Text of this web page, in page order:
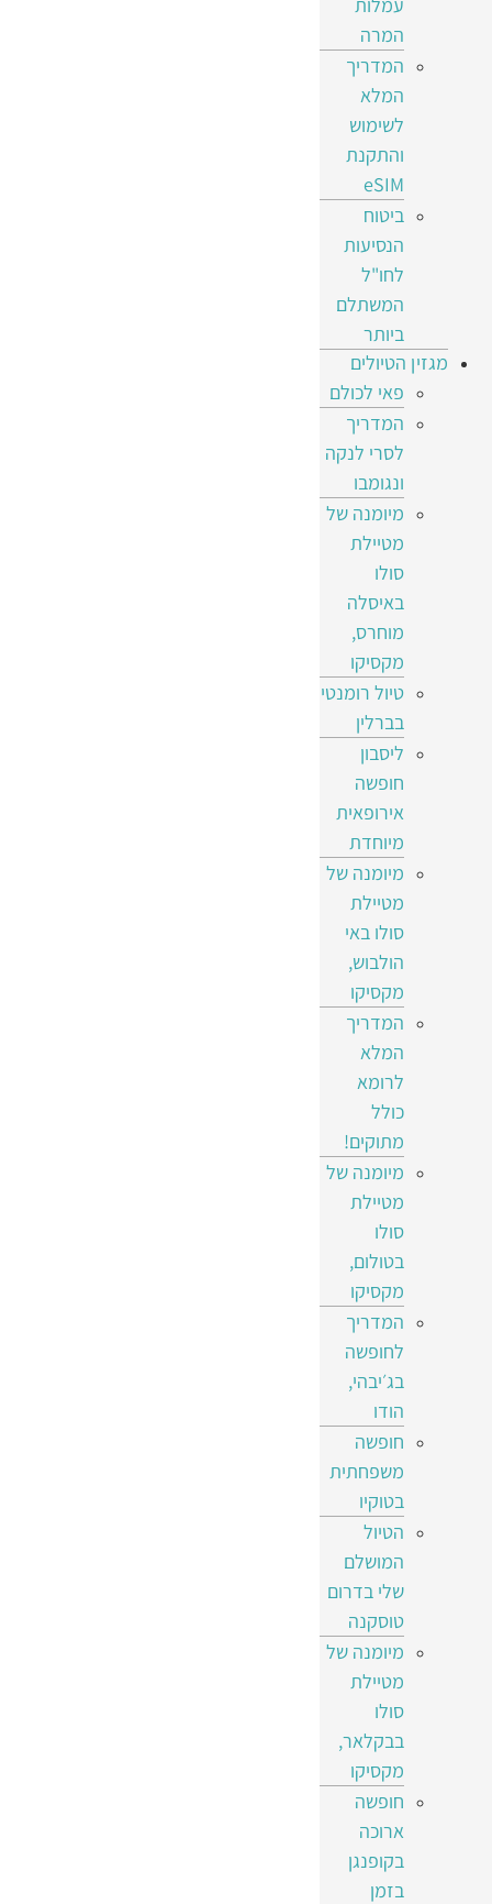
המרה
המדריך
המלא
לשימוש
והתקנת
eSIM
ביטוח
הנסיעות
לחו"ל
המשתלם
ביותר
מגזין הטיולים
פאי לכולם
המדריך
לסרי לנקה
ונגומבו
מיומנה של
מטיילת
סולו
באיסלה
מוחרס,
מקסיקו
טיול רומנטי
בברלין
ליסבון
חופשה
אירופאית
מיוחדת
מיומנה של
מטיילת
סולו באי
הולבוש,
מקסיקו
המדריך
המלא
לרומא
כולל
מתוקים!
מיומנה של
מטיילת
סולו
בטולום,
מקסיקו
המדריך
לחופשה
בג׳יבהי,
הודו
חופשה
משפחתית
בטוקיו
הטיול
המושלם
שלי בדרום
טוסקנה
מיומנה של
מטיילת
סולו
בבקלאר,
מקסיקו
חופשה
ארוכה
בקופנגן
בזמן